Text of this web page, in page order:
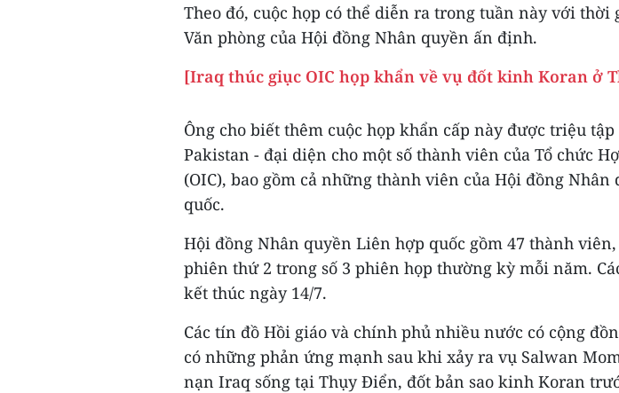
Theo đó, cuộc họp có thể diễn ra trong tuần này với thời
Văn phòng của Hội đồng Nhân quyền ấn định.
[Iraq thúc giục OIC họp khẩn về vụ đốt kinh Koran ở
Ông cho biết thêm cuộc họp khẩn cấp này được triệu tập
Pakistan - đại diện cho một số thành viên của Tổ chức
(OIC), bao gồm cả những thành viên của Hội đồng
quốc.
Hội đồng Nhân quyền Liên hợp quốc gồm 47 thành
phiên thứ 2 trong số 3 phiên họp thường kỳ mỗi năm.
kết thúc ngày 14/7.
Các tín đồ Hồi giáo và chính phủ nhiều nước có cộng
có những phản ứng mạnh sau khi xảy ra vụ Salwan
nạn Iraq sống tại Thụy Điển, đốt bản sao kinh Koran